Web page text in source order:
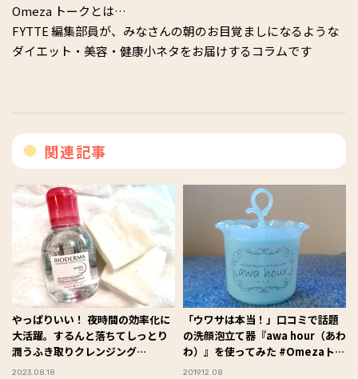
Omeza トークとは…
FYTTE 編集部員が、みなさんの朝のお目覚ましになるような
ダイエット・美容・健康小ネタをお届けするコラムです
関連記事
やっぱりいい！ 夜時間の効率化に
大活躍。するんと落ちてしっとり
潤うふき取りクレンジング
#Omezaトーク
2023.08.18
「ウワサは本当！」口コミで話題
の洗顔泡立て器『awa hour（あわ
わ）』を使ってみた #Omezaトー
ク
2019.12.08